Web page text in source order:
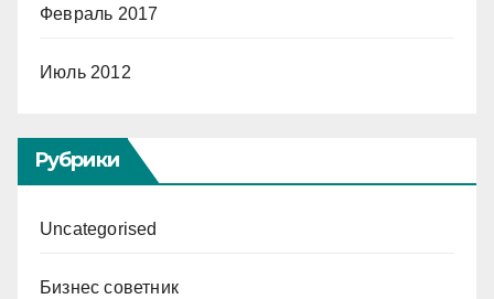
Февраль 2017
Июль 2012
Рубрики
Uncategorised
Бизнес советник